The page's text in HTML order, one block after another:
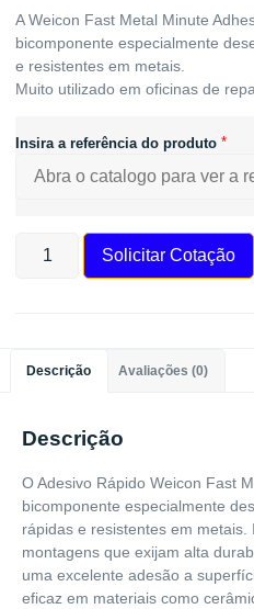
A Weicon Fast Metal Minute
bicomponente especialmente
e resistentes em metais.
Muito utilizado em oficinas de
Insira a referência do produto *
Solicitar Cotação
Descrição Avaliações (0)
Descrição
O Adesivo Rápido Weicon Fast
bicomponente especialmente
rápidas e resistentes em
montagens que exijam alta
uma excelente adesão a
eficaz em materiais como